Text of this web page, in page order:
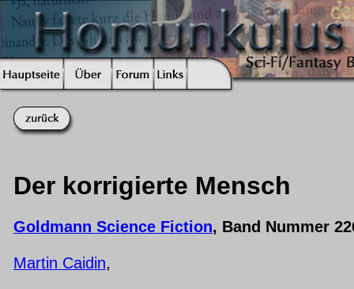
Der korrigierte Mensch
Goldmann Science Fiction, Band Nummer
Martin Caidin,